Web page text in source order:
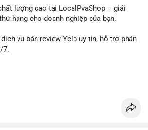
voi đang tìm kiếm thanh khoản để chốt
nếu điểm đến là ví lạnh đa chữ ký, đây
trong 24-48 giờ tới vì có thể kéo theo
tư nhỏ lẻ nên quan sát phản ứng giá tại
từ địa chỉ nhận để đánh giá xu hướng
lượng cao tại LocalPvaShop – giải
hạng cho doanh nghiệp của bạn.
vụ bán review Yelp uy tín, hỗ trợ phản
7.
tác đáng tin cậy giúp thương hiệu của bạn